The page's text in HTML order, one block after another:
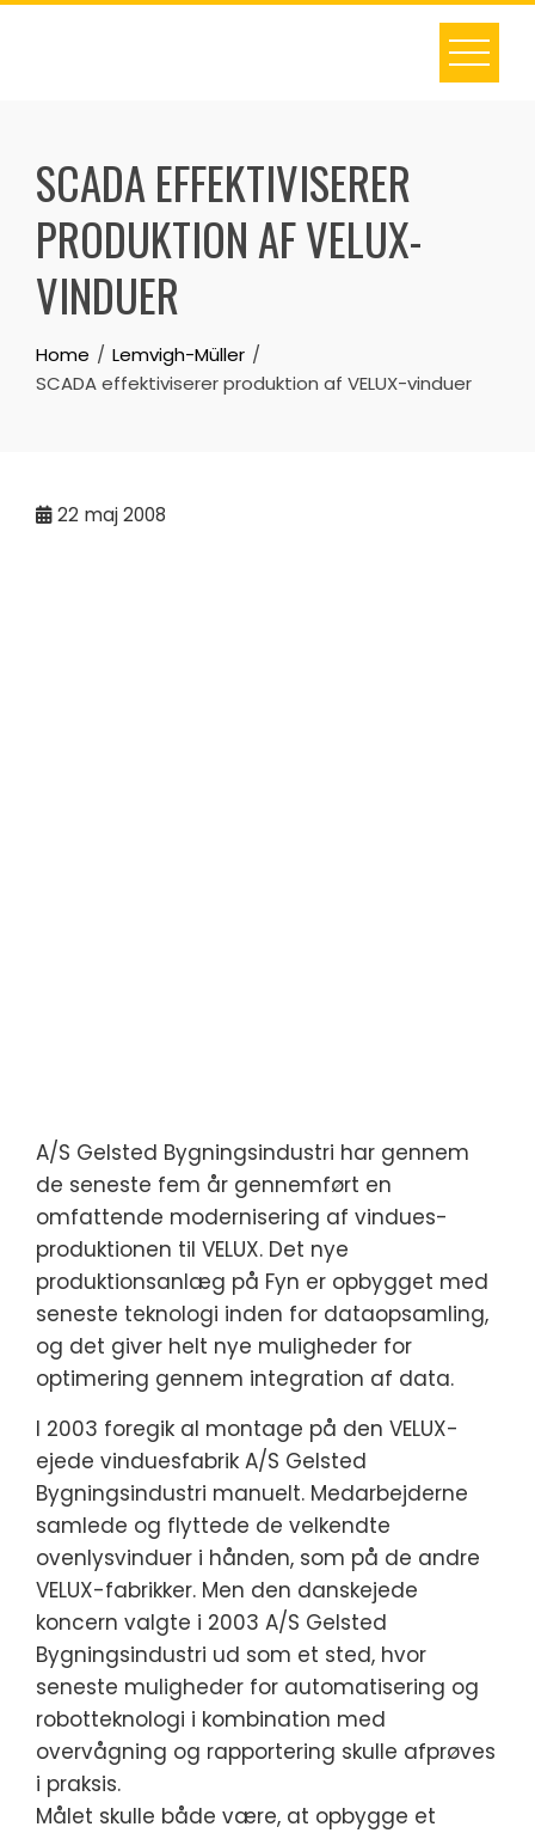
Skip
SCADA EFFEKTIVISERER
PRODUKTION AF VELUX-
VINDUER
Home
Lemvigh-Müller
SCADA effektiviserer produktion af VELUX-vinduer
22 maj 2008
A/S Gelsted Bygningsindustri har gennem
de seneste fem år gennemført en
omfattende modernisering af vindues-
produktionen til VELUX. Det nye
produktionsanlæg på Fyn er opbygget med
seneste teknologi inden for dataopsamling,
og det giver helt nye muligheder for
optimering gennem integration af data.
I 2003 foregik al montage på den VELUX-
ejede vinduesfabrik A/S Gelsted
Bygningsindustri manuelt. Medarbejderne
samlede og flyttede de velkendte
ovenlysvinduer i hånden, som på de andre
VELUX-fabrikker. Men den danskejede
koncern valgte i 2003 A/S Gelsted
Bygningsindustri ud som et sted, hvor
seneste muligheder for automatisering og
robotteknologi i kombination med
overvågning og rapportering skulle afprøves
i praksis.
Målet skulle både være, at opbygge et